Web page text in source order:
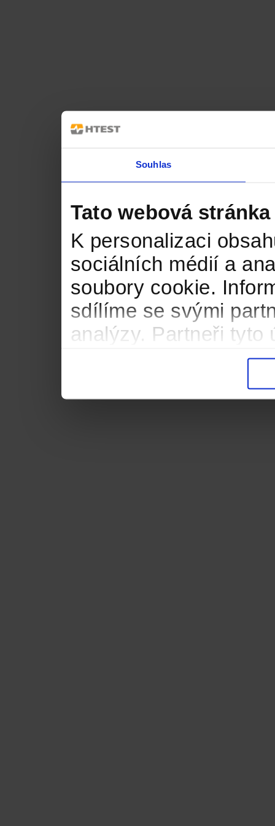
Souhlas
Tato webová
K personalizaci
sociálních médií a
soubory cookie.
sdílíme se svými
analýzy. Partneři tyto
informacemi, které